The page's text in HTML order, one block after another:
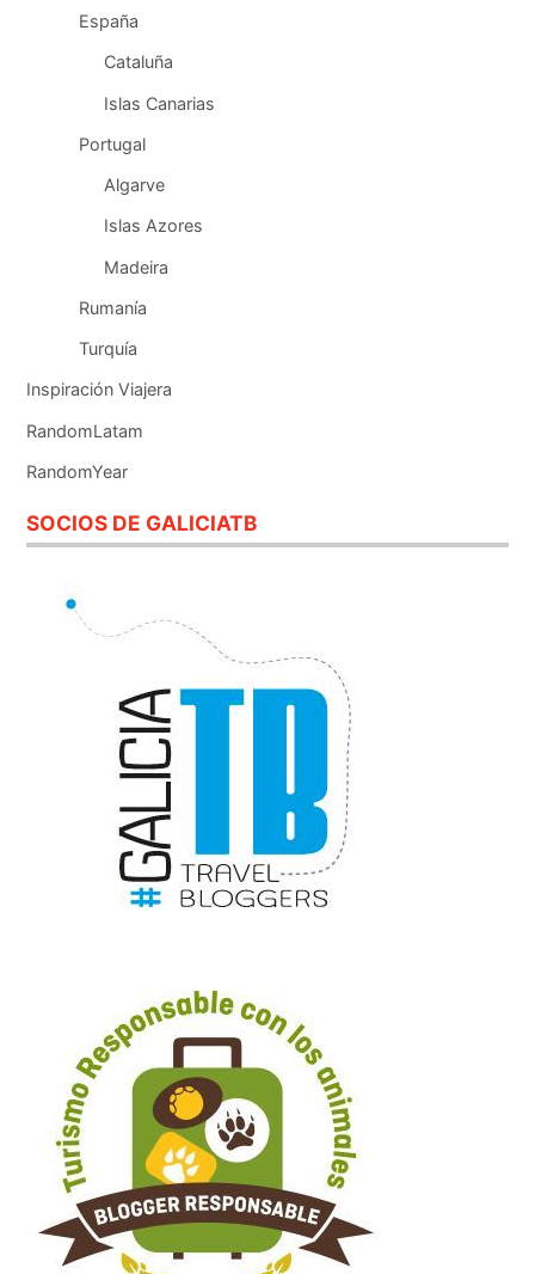
España
Cataluña
Islas Canarias
Portugal
Algarve
Islas Azores
Madeira
Rumanía
Turquía
Inspiración Viajera
RandomLatam
RandomYear
SOCIOS DE GALICIATB